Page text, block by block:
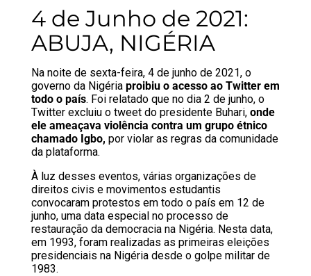
4 de Junho de 2021:
ABUJA, NIGÉRIA
Na noite de sexta-feira, 4 de junho de 2021, o
governo da Nigéria proibiu o acesso ao Twitter em
todo o país. Foi relatado que no dia 2 de junho, o
Twitter excluiu o tweet do presidente Buhari, onde
ele ameaçava violência contra um grupo étnico
chamado Igbo, por violar as regras da comunidade
da plataforma.
À luz desses eventos, várias organizações de
direitos civis e movimentos estudantis
convocaram protestos em todo o país em 12 de
junho, uma data especial no processo de
restauração da democracia na Nigéria. Nesta data,
em 1993, foram realizadas as primeiras eleições
presidenciais na Nigéria desde o golpe militar de
1983.